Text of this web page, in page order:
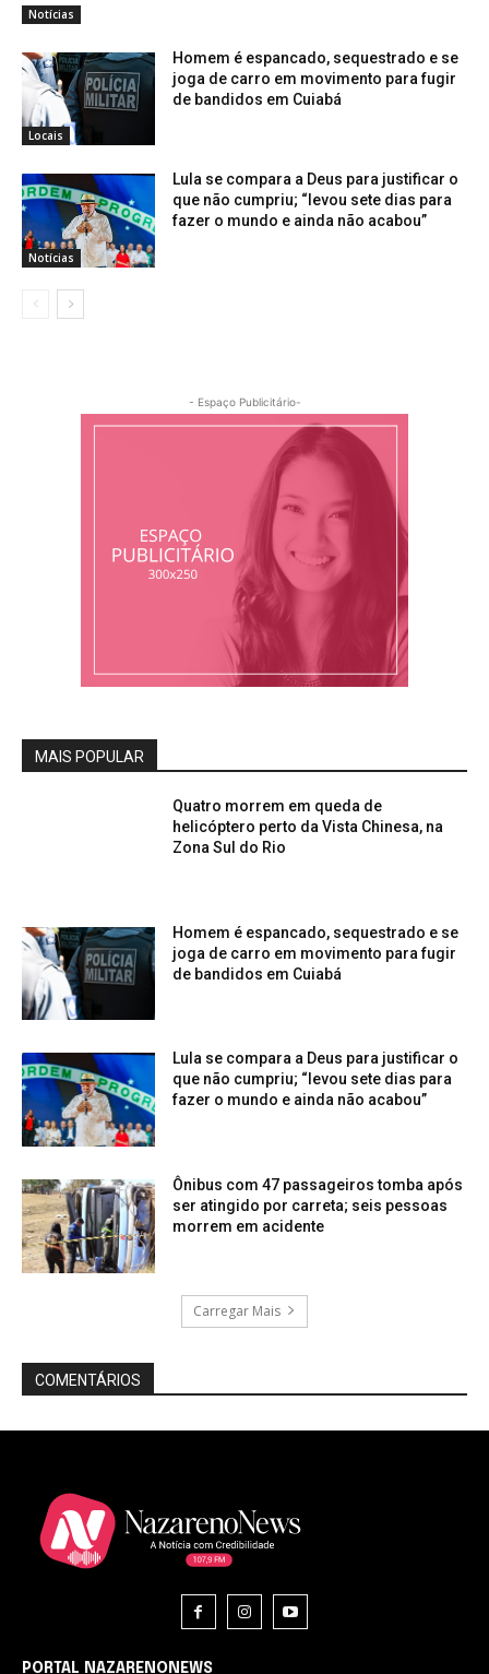
Notícias
Locais
Homem é espancado, sequestrado e se
joga de carro em movimento para fugir
de bandidos em Cuiabá
Notícias
Lula se compara a Deus para justificar o
que não cumpriu; “levou sete dias para
fazer o mundo e ainda não acabou”
- Espaço Publicitário-
MAIS POPULAR
Quatro morrem em queda de
helicóptero perto da Vista Chinesa, na
Zona Sul do Rio
Homem é espancado, sequestrado e se
joga de carro em movimento para fugir
de bandidos em Cuiabá
Lula se compara a Deus para justificar o
que não cumpriu; “levou sete dias para
fazer o mundo e ainda não acabou”
Ônibus com 47 passageiros tomba após
ser atingido por carreta; seis pessoas
morrem em acidente
Carregar Mais
COMENTÁRIOS
PORTAL NAZARENONEWS